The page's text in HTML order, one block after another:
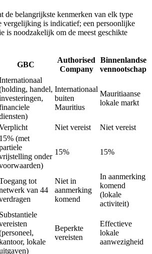
de belangrijkste kenmerken van elk type
vergelijking is indicatief; een persoonlijke
is noodzakelijk om de meest geschikte
GBC
Authorised
Company
Binnenlandse
vennootschap
handel, Internationaal
buiten
Mauritius
Mauritiaanse
lokale markt
Niet vereist Niet vereist
15% (met
onder
15% 15%
tot
van 44
Niet in
aanmerking
komend
In aanmerking
komend
(lokale
activiteit)
Substantiele
lokale
Beperkte
vereisten
Effectieve
lokale
aanwezigheid